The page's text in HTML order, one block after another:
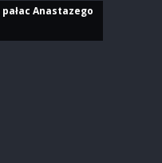
Anastazego